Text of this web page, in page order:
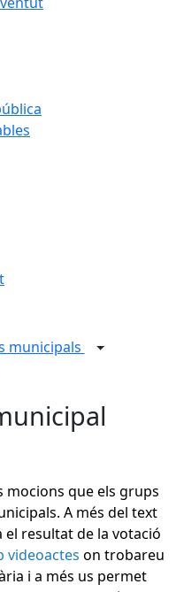
municipals
mocions que els grups
A més del text
resultat de la votació
videoactes on trobareu
i a més us permet